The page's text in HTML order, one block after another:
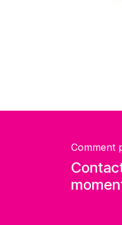
Comment